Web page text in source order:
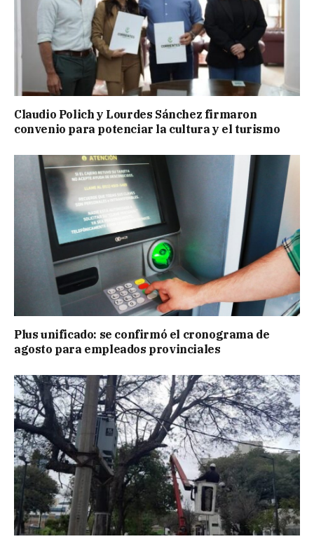
Claudio Polich y Lourdes Sánchez firmaron
convenio para potenciar la cultura y el turismo
Plus unificado: se confirmó el cronograma de
agosto para empleados provinciales